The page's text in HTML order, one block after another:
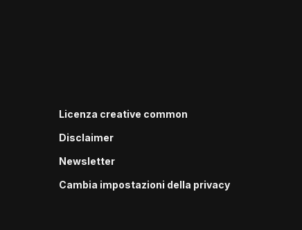
Licenza creative common
Disclaimer
Newsletter
Cambia impostazioni della privacy